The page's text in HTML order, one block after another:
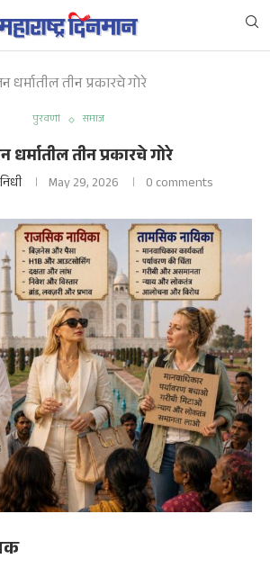
धर्मातील तीन प्रकारचे गोरे
पुरवणी समाज
धर्मातील तीन प्रकारचे गोरे
May 29, 2026 0 comments